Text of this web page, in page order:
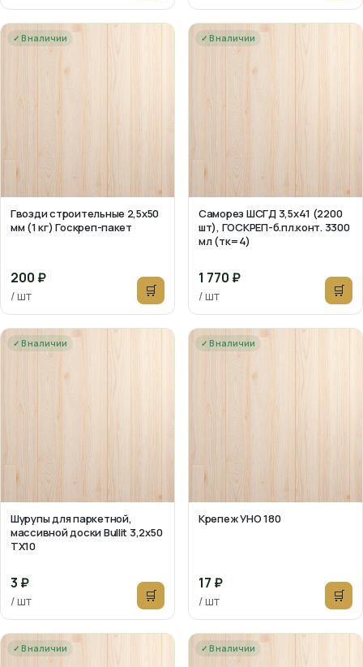
✓ В наличии
Гвозди строительные 2,5х50
мм (1 кг) Госкреп-пакет
200 ₽
/ шт 🛒
✓ В наличии
Саморез ШСГД 3,5х41 (2200
шт), ГОСКРЕП-б.пл.конт. 3300
мл (тк=4)
1 770 ₽
/ шт 🛒
✓ В наличии
Шурупы для паркетной,
массивной доски Bullit 3,2х50
TX10
3 ₽
/ шт 🛒
✓ В наличии
Крепеж УНО 180
17 ₽
/ шт 🛒
✓ В наличии ✓ В наличии